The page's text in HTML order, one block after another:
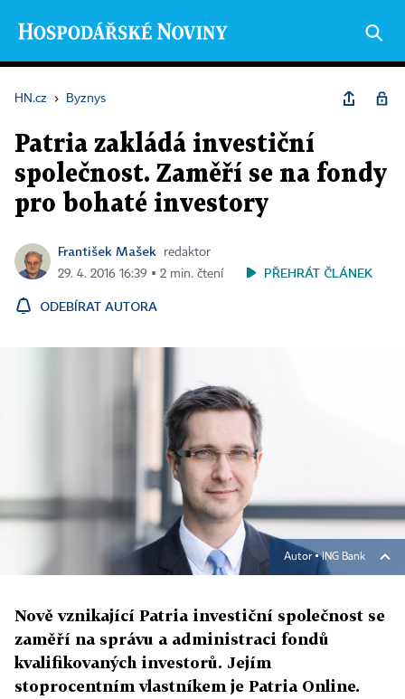
HN.cz › Byznys
Patria zakládá investiční
společnost. Zaměří se na fondy
pro bohaté investory
František Mašek
redaktor
29. 4. 2016 16:39 ▪ 2 min. čtení
PŘEHRÁT ČLÁNEK
ODEBÍRAT AUTORA
Autor ▪ING Bank
Nově vznikající Patria investiční společnost se
zaměří na správu a administraci fondů
kvalifikovaných investorů. Jejím
stoprocentním vlastníkem je Patria Online.